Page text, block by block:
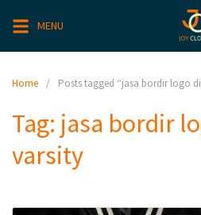
MENU
Home Posts tagged “jasa bordir logo
Tag: jasa bordir
varsity